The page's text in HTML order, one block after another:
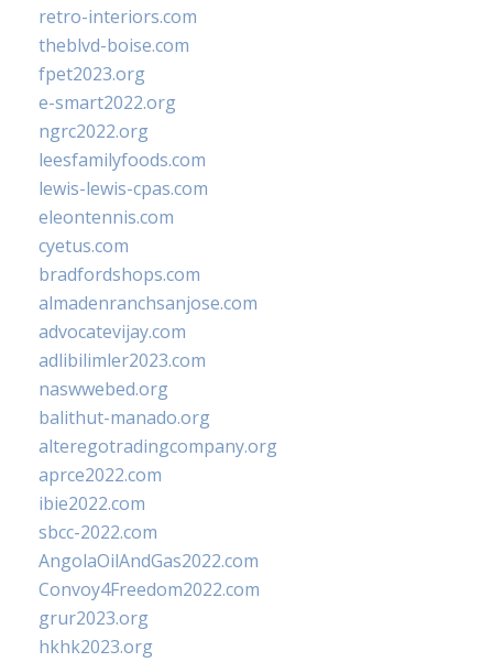
retro-interiors.com
theblvd-boise.com
fpet2023.org
e-smart2022.org
ngrc2022.org
leesfamilyfoods.com
lewis-lewis-cpas.com
eleontennis.com
cyetus.com
bradfordshops.com
almadenranchsanjose.com
advocatevijay.com
adlibilimler2023.com
naswwebed.org
balithut-manado.org
alteregotradingcompany.org
aprce2022.com
ibie2022.com
sbcc-2022.com
AngolaOilAndGas2022.com
Convoy4Freedom2022.com
grur2023.org
hkhk2023.org